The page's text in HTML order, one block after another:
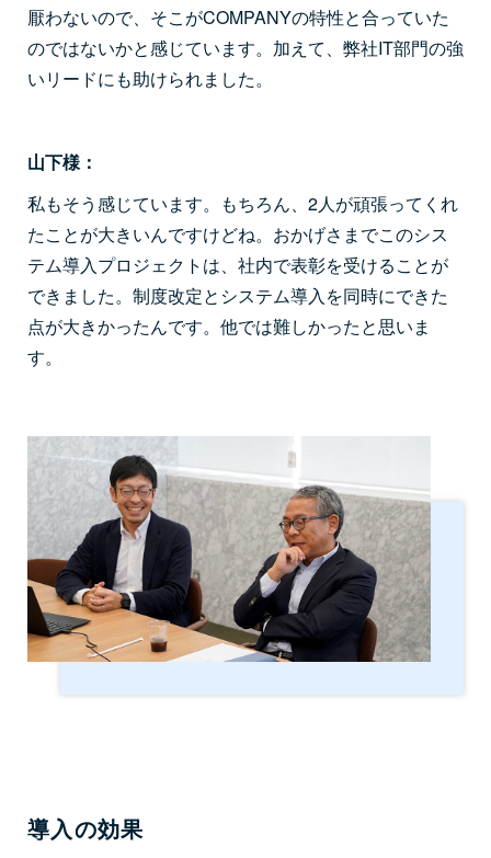
厭わないので、そこがCOMPANYの特性と合っていた
のではないかと感じています。加えて、弊社IT部門の強
いリードにも助けられました。
山下様：
私もそう感じています。もちろん、2人が頑張ってくれ
たことが大きいんですけどね。おかげさまでこのシス
テム導入プロジェクトは、社内で表彰を受けることが
できました。制度改定とシステム導入を同時にできた
点が大きかったんです。他では難しかったと思いま
す。
導入の効果